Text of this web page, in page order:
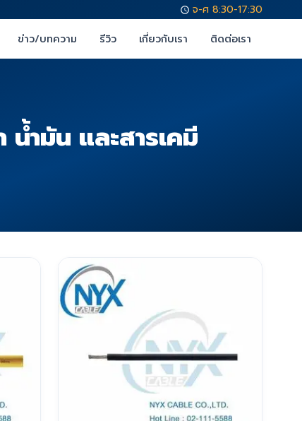
จ-ศ 8:30-17:30
ข่าว/บทความ รีวิว เกี่ยวกับเรา ติดต่อเรา
ำมัน และสารเคมี